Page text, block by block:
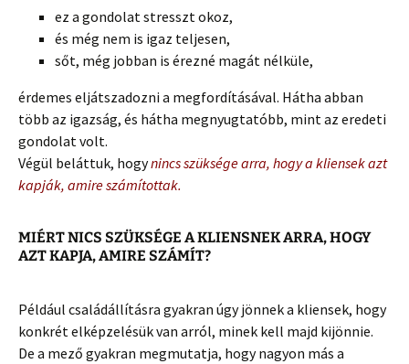
ez a gondolat stresszt okoz,
és még nem is igaz teljesen,
sőt, még jobban is érezné magát nélküle,
érdemes eljátszadozni a megfordításával. Hátha abban
több az igazság, és hátha megnyugtatóbb, mint az eredeti
gondolat volt.
Végül beláttuk, hogynincs szüksége arra, hogy a kliensek azt
kapják, amire számítottak.
MIÉRT NICS SZÜKSÉGE A KLIENSNEK ARRA, HOGY
AZT KAPJA, AMIRE SZÁMÍT?
Például családállításra gyakran úgy jönnek a kliensek, hogy
konkrét elképzelésük van arról, minek kell majd kijönnie.
De a mező gyakran megmutatja, hogy nagyon más a